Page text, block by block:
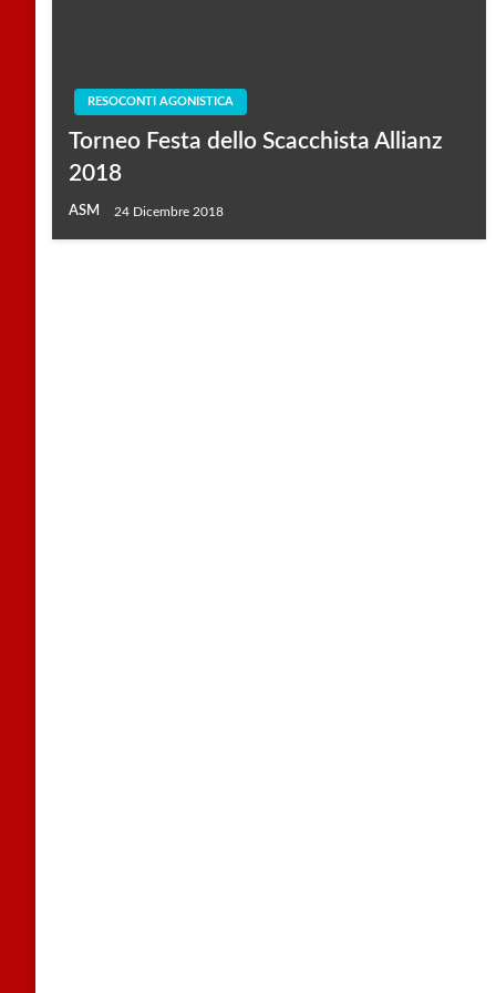
RESOCONTI AGONISTICA
Torneo Festa dello Scacchista Allianz
2018
ASM 24 Dicembre 2018